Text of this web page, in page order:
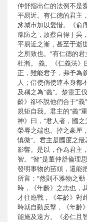
仲舒指出仁的法例不是
平易近。有仁德的君主
豸城市加以愛惜。《俞
豫防之，故蔡自得于吳
平易近之漸，甚至于逝
之所致也。”有仁德的
杜漸。 義。《仁義法》
正，雖能君子，弗予為
人；借使倘使連本身都
及稱之為“義”。楚靈王
齡》卻不說他們合于“
規矩自我。君主的“義”
神》曰，“君人者，國
榮辱之端也。掉之豪厘
慎微”。君主是國度之
影響。是以，作為君主
智。“智”是董仲舒倫理
發明事物的苗頭，還能
所言：“然則不雅物之
時，《年齡》之志也，
才往應戰，《年齡》對
時就自動反擊，《年齡
能施及遠方。《必仁且